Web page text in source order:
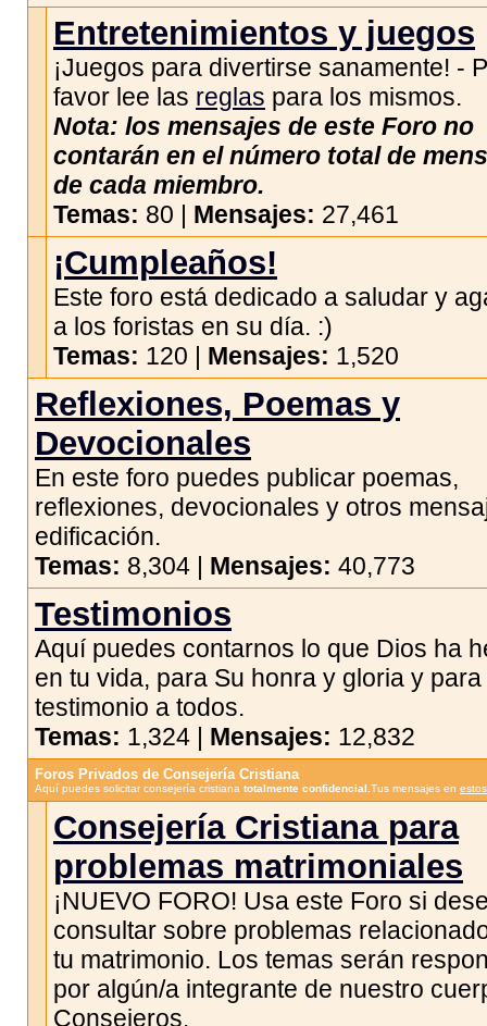
Entretenimientos y juegos
¡Juegos para divertirse sanamente! -
favor lee las reglas para los mismos.
Nota: los mensajes de este Foro no
contarán en el número total de
de cada miembro.
Temas: 80 | Mensajes: 27,461
¡Cumpleaños!
Este foro está dedicado a saludar y
a los foristas en su día. :)
Temas: 120 | Mensajes: 1,520
Reflexiones, Poemas y
Devocionales
En este foro puedes publicar poemas,
reflexiones, devocionales y otros
edificación.
Temas: 8,304 | Mensajes: 40,773
Testimonios
Aquí puedes contarnos lo que Dios ha
en tu vida, para Su honra y gloria y para
testimonio a todos.
Temas: 1,324 | Mensajes: 12,832
Foros Privados de Consejería Cristiana
Aquí puedes solicitar consejería cristiana totalmente confidencial. Tus mensajes en
Consejería Cristiana para
problemas matrimoniales
¡NUEVO FORO! Usa este Foro si
consultar sobre problemas
tu matrimonio. Los temas serán
por algún/a integrante de nuestro
Consejeros.